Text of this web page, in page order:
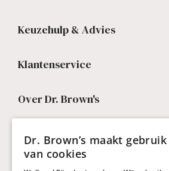
Keuzehulp & Advies
Klantenservice
Over Dr. Brown's
Professionals
Dr. Brown’s maakt gebruik
van cookies